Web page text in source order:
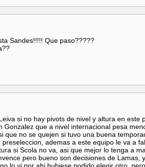
Sandes!!!!! Que paso?????
si no hay pivots de nivel y altura en este
Gonzalez que a nivel internacional pesa
que no se quejen si tuvo una buena
preseleccion, ademas a este equipo le va a
si Scola no va, asi que mejor lo tenga a
pero bueno son decisiones de Lamas, y